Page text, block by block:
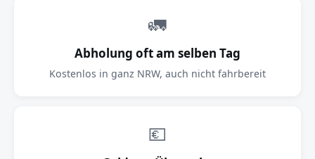
🚛
Abholung oft am selben Tag
Kostenlos in ganz NRW, auch nicht fahrbereit
💶